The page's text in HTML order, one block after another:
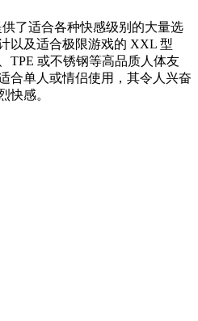
了适合各种快感级别的大量选
以及适合极限游戏的 XXL 型
TPE 或不锈钢等高品质人体友
合单人或情侣使用，其令人兴奋
快感。